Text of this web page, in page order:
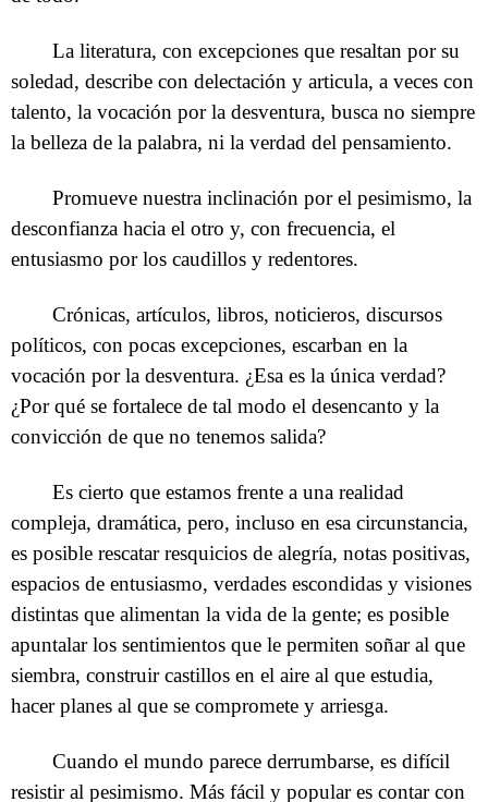
La literatura, con excepciones que resaltan por su
soledad, describe con delectación y articula, a veces con
talento, la vocación por la desventura, busca no siempre
la belleza de la palabra, ni la verdad del pensamiento.
Promueve nuestra inclinación por el pesimismo, la
desconfianza hacia el otro y, con frecuencia, el
entusiasmo por los caudillos y redentores.
Crónicas, artículos, libros, noticieros, discursos
políticos, con pocas excepciones, escarban en la
vocación por la desventura. ¿Esa es la única verdad?
¿Por qué se fortalece de tal modo el desencanto y la
convicción de que no tenemos salida?
Es cierto que estamos frente a una realidad
compleja, dramática, pero, incluso en esa circunstancia,
es posible rescatar resquicios de alegría, notas positivas,
espacios de entusiasmo, verdades escondidas y visiones
distintas que alimentan la vida de la gente; es posible
apuntalar los sentimientos que le permiten soñar al que
siembra, construir castillos en el aire al que estudia,
hacer planes al que se compromete y arriesga.
Cuando el mundo parece derrumbarse, es difícil
resistir al pesimismo. Más fácil y popular es contar con